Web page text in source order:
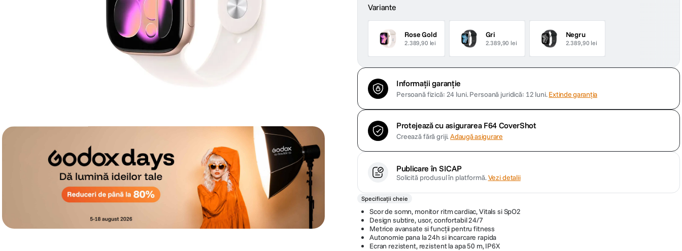
dji osmo
10. insta 360
Variante
Rose Gold
2.389,90 lei
Gri
2.389,90 lei
Negru
2.389,90 lei
Informații garanție
Persoană fizică: 24 luni.Persoană juridică: 12 luni.Extinde garanția
Protejează cu asigurarea F64 CoverShot
Creează fără griji.Adaugă asigurare
Publicare în SICAP
Solicită produsul în platformă.Vezi detalii
Specificații cheie
Scor de somn, monitor ritm cardiac, Vitals si SpO2
Design subtire, usor, confortabil 24/7
Metrice avansate si funcții pentru fitness
Autonomie pana la 24h si incarcare rapida
Ecran rezistent, rezistent la apa 50 m, IP6X